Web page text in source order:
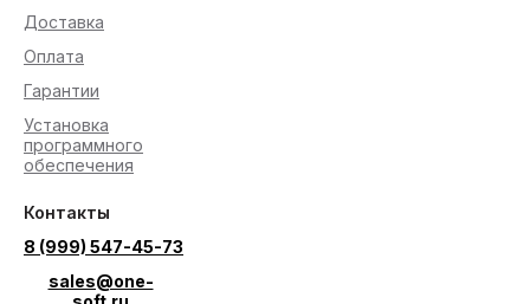
Доставка
Оплата
Гарантии
Установка
программного
обеспечения
Контакты
8 (999) 547-45-73
sales@one-